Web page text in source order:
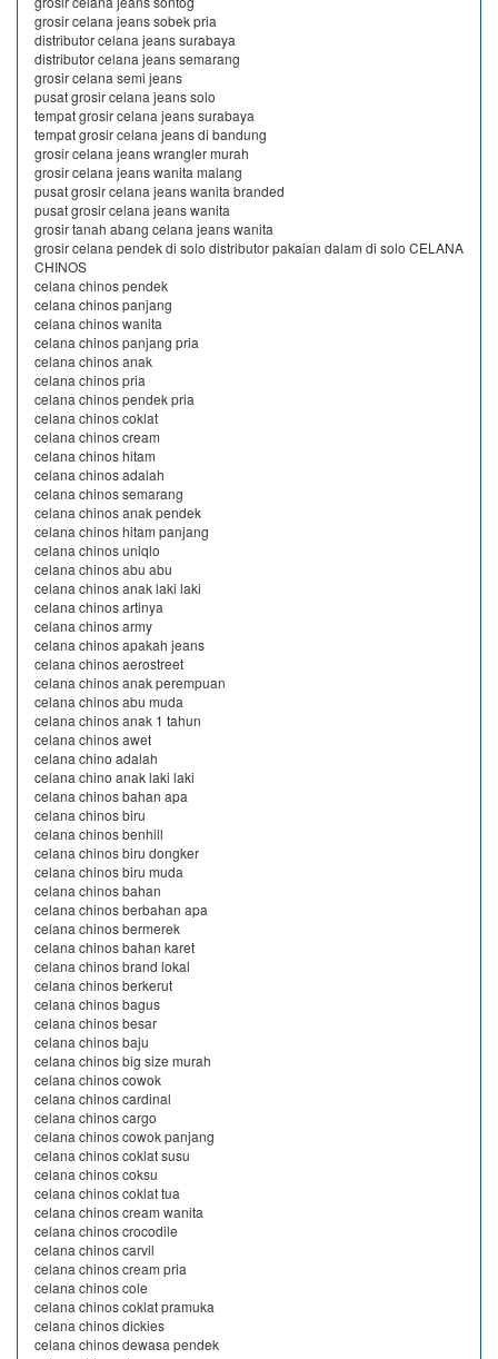
grosir celana jeans sobek pria
distributor celana jeans surabaya
distributor celana jeans semarang
grosir celana semi jeans
pusat grosir celana jeans solo
tempat grosir celana jeans surabaya
tempat grosir celana jeans di bandung
grosir celana jeans wrangler murah
grosir celana jeans wanita malang
pusat grosir celana jeans wanita branded
pusat grosir celana jeans wanita
grosir tanah abang celana jeans wanita
grosir celana pendek di solo distributor pakaian dalam di solo CELANA
CHINOS
celana chinos pendek
celana chinos panjang
celana chinos wanita
celana chinos panjang pria
celana chinos anak
celana chinos pria
celana chinos pendek pria
celana chinos coklat
celana chinos cream
celana chinos hitam
celana chinos adalah
celana chinos semarang
celana chinos anak pendek
celana chinos hitam panjang
celana chinos uniqlo
celana chinos abu abu
celana chinos anak laki laki
celana chinos artinya
celana chinos army
celana chinos apakah jeans
celana chinos aerostreet
celana chinos anak perempuan
celana chinos abu muda
celana chinos anak 1 tahun
celana chinos awet
celana chino adalah
celana chino anak laki laki
celana chinos bahan apa
celana chinos biru
celana chinos benhill
celana chinos biru dongker
celana chinos biru muda
celana chinos bahan
celana chinos berbahan apa
celana chinos bermerek
celana chinos bahan karet
celana chinos brand lokal
celana chinos berkerut
celana chinos bagus
celana chinos besar
celana chinos baju
celana chinos big size murah
celana chinos cowok
celana chinos cardinal
celana chinos cargo
celana chinos cowok panjang
celana chinos coklat susu
celana chinos coksu
celana chinos coklat tua
celana chinos cream wanita
celana chinos crocodile
celana chinos carvil
celana chinos cream pria
celana chinos cole
celana chinos coklat pramuka
celana chinos dickies
celana chinos dewasa pendek